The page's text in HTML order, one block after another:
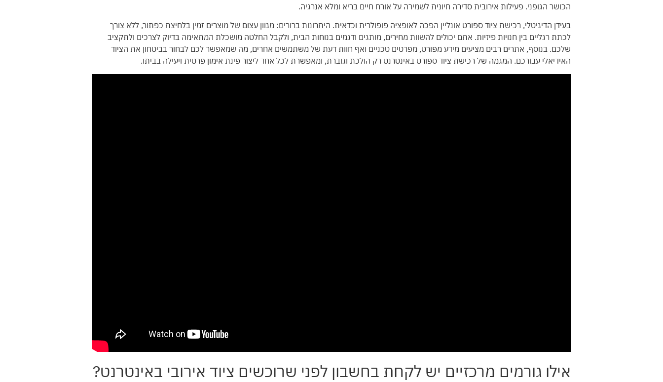
הכושר הגופני. פעילות אירובית סדירה חיונית לשמירה על אורח חיים בריא ומלא אנרגיה.
בעידן הדיגיטלי, רכישת ציוד ספורט אונליין הפכה לאופציה פופולרית וכדאית. היתרונות ברורים: מגוון עצום של מוצרים זמין בלחיצת כפתור, ללא צורך
לכתת רגליים בין חנויות פיזיות. אתם יכולים להשוות מחירים, מותגים ודגמים בנוחות הבית, ולקבל החלטה מושכלת המתאימה בדיוק לצרכים ולתקציב
שלכם. בנוסף, אתרים רבים מציעים מידע מפורט, מפרטים טכניים ואף חוות דעת של משתמשים אחרים, מה שמאפשר לכם לבחור בביטחון את הציוד
האידיאלי עבורכם. המגמה של רכישת ציוד ספורט באינטרנט רק הולכת וגוברת, ומאפשרת לכל אחד ליצור פינת אימון פרטית ויעילה בביתו.
אילו גורמים מרכזיים יש לקחת בחשבון לפני שרוכשים ציוד אירובי באינטרנט?